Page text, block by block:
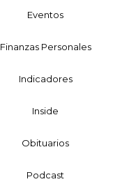
Eventos
Finanzas Personales
Indicadores
Inside
Obituarios
Podcast